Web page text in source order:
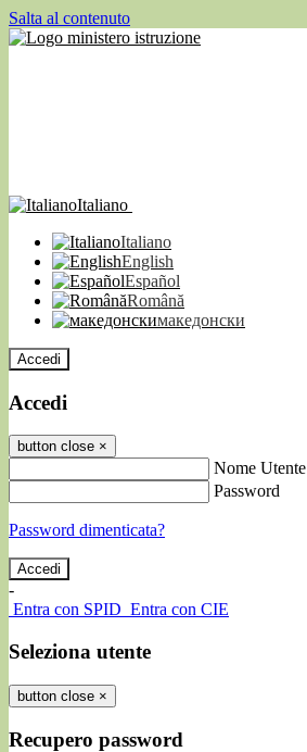
Salta al contenuto
Italiano
Italiano
English
Español
Română
македонски
Accedi
Accedi
button close ×
Nome Utente
Password
Password dimenticata?
-
Entra con SPID Entra con CIE
Seleziona utente
button close ×
Recupero password